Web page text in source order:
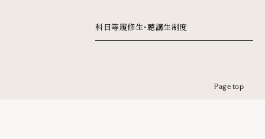
科目等履修生・聴講生制度
Page top